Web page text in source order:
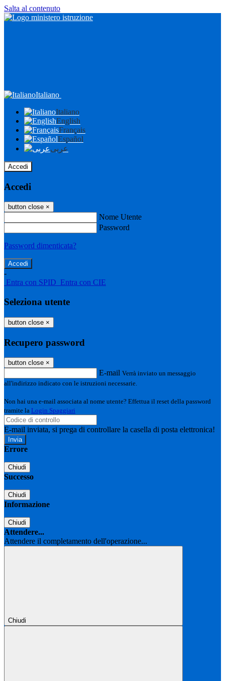
Salta al contenuto
Italiano
Italiano
English
Français
Español
عربى
Accedi
Accedi
button close ×
Nome Utente
Password
Password dimenticata?
-
Entra con SPID Entra con CIE
Seleziona utente
button close ×
Recupero password
button close ×
E-mail Verrà inviato un messaggio
all'indirizzo indicato con le istruzioni necessarie.
Non hai una e-mail associata al nome utente? Effettua il reset della password
tramite la Login Spaggiari
E-mail inviata, si prega di controllare la casella di posta elettronica!
Errore
Chiudi
Successo
Chiudi
Informazione
Chiudi
Attendere...
Attendere il completamento dell'operazione...
Chiudi